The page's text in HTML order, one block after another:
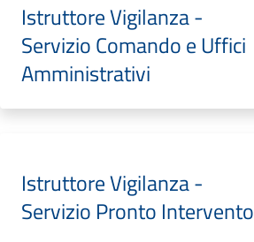
Istruttore Vigilanza -
Servizio Comando e Uffici
Amministrativi
Istruttore Vigilanza -
Servizio Pronto Intervento